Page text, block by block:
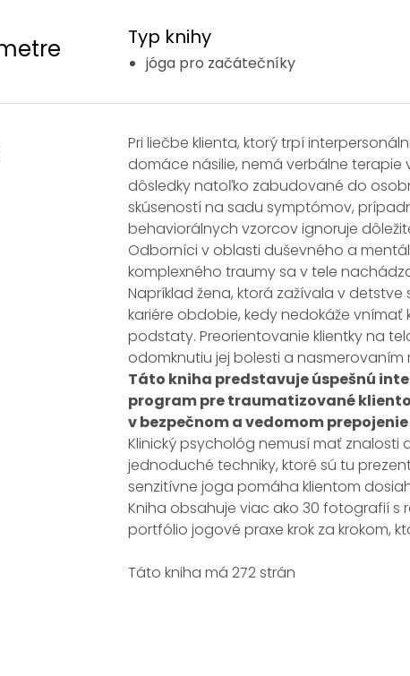
Typ knihy
jóga pro začátečníky
Pri liečbe klienta, ktorý trpí
domáce násilie, nemá verbálne terapie
dôsledky natoľko zabudované do
skúseností na sadu symptómov,
behaviorálnych vzorcov ignoruje
Odborníci v oblasti duševného a
komplexného traumy sa v tele
Napríklad žena, ktorá zažívala v
kariére obdobie, kedy nedokáže
podstaty. Preorientovanie klientky na
odomknutiu jej bolesti a nasmerovaním
Táto kniha predstavuje úspešnú
program pre traumatizované
v bezpečnom a vedomom
Klinický psychológ nemusí mať
jednoduché techniky, ktoré sú tu
senzitívne joga pomáha klientom
Kniha obsahuje viac ako 30 fotografií s
portfólio jogové praxe krok za krokom,
Táto kniha má 272 strán